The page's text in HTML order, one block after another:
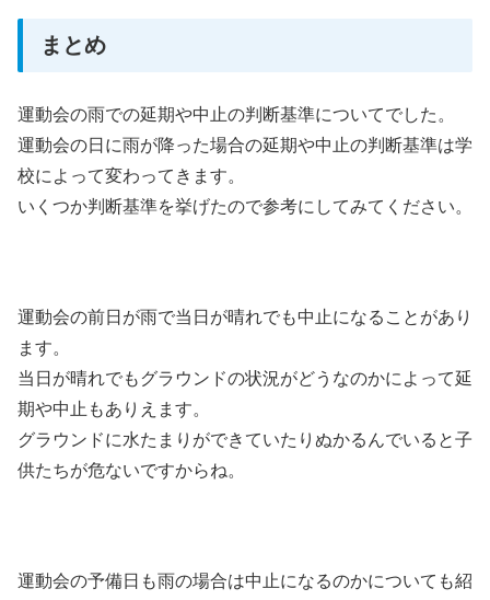
まとめ
運動会の雨での延期や中止の判断基準についてでした。
運動会の日に雨が降った場合の延期や中止の判断基準は学
校によって変わってきます。
いくつか判断基準を挙げたので参考にしてみてください。
運動会の前日が雨で当日が晴れでも中止になることがあり
ます。
当日が晴れでもグラウンドの状況がどうなのかによって延
期や中止もありえます。
グラウンドに水たまりができていたりぬかるんでいると子
供たちが危ないですからね。
運動会の予備日も雨の場合は中止になるのかについても紹